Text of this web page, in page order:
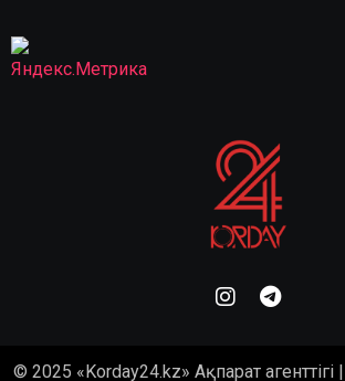
© 2025 «Korday24.kz» Ақпарат